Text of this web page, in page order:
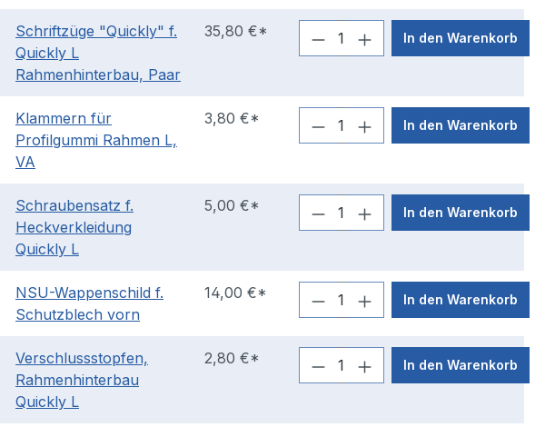
Schriftzüge "Quickly" f.
Quickly L
Rahmenhinterbau, Paar
35,80 €* In den Warenkorb
Klammern für
Profilgummi Rahmen L,
VA
3,80 €* In den Warenkorb
Schraubensatz f.
Heckverkleidung
Quickly L
5,00 €* In den Warenkorb
NSU-Wappenschild f.
Schutzblech vorn
14,00 €* In den Warenkorb
Verschlussstopfen,
Rahmenhinterbau
Quickly L
2,80 €* In den Warenkorb